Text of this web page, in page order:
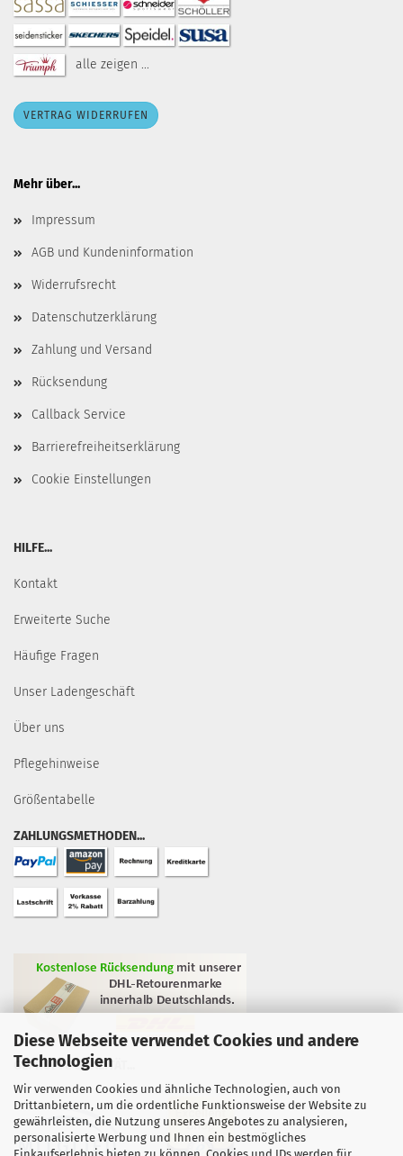
Diese Webseite verwendet Cookies und andere
Technologien
Wir verwenden Cookies und ähnliche Technologien, auch von
Drittanbietern, um die ordentliche Funktionsweise der Website zu
gewährleisten, die Nutzung unseres Angebotes zu analysieren,
personalisierte Werbung und Ihnen ein bestmögliches
Einkaufserlebnis bieten zu können. Cookies und IDs werden für
alle zeigen ...
VERTRAG WIDERRUFEN
Mehr über...
Impressum
AGB und Kundeninformation
Widerrufsrecht
Datenschutzerklärung
Zahlung und Versand
Rücksendung
Callback Service
Barrierefreiheitserklärung
Cookie Einstellungen
HILFE...
Kontakt
Erweiterte Suche
Häufige Fragen
Unser Ladengeschäft
Über uns
Pflegehinweise
Größentabelle
ZAHLUNGSMETHODEN...
GEPRÜFTE QUALITÄT...